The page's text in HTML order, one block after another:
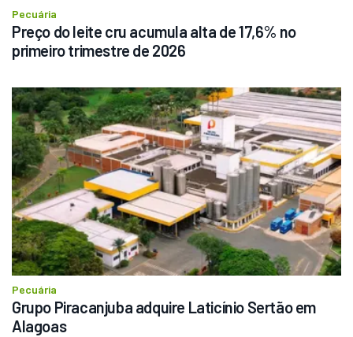
Pecuária
Preço do leite cru acumula alta de 17,6% no
primeiro trimestre de 2026
Pecuária
Grupo Piracanjuba adquire Laticínio Sertão em
Alagoas